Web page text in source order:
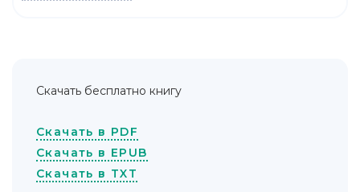
Скачать бесплатно книгу
Скачать в PDF
Скачать в EPUB
Скачать в TXT